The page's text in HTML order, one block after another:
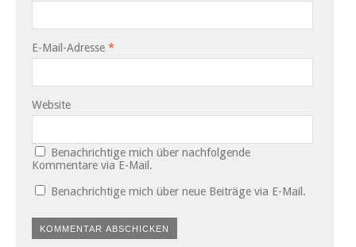
E-Mail-Adresse *
Website
Benachrichtige mich über nachfolgende
Kommentare via E-Mail.
Benachrichtige mich über neue Beiträge via E-Mail.